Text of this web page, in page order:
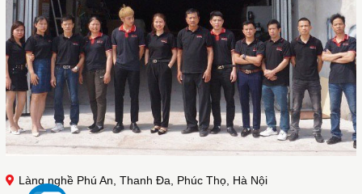
Làng nghề Phú An, Thanh Đa, Phúc Thọ, Hà Nội